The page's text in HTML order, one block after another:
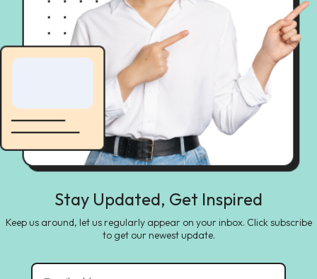
Stay Updated, Get Inspired
Keep us around, let us regularly appear on your inbox. Click subscribe
to get our newest update.